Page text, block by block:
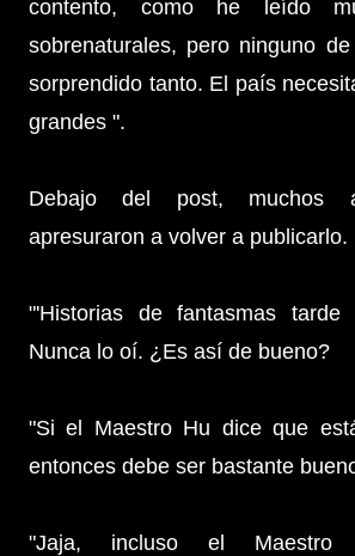
contento, como he leído
sobrenaturales, pero ninguno
sorprendido tanto. El país
grandes ".
Debajo del post, muchos
apresuraron a volver a publicarlo.
"'Historias de fantasmas
Nunca lo oí. ¿Es así de bueno?
"Si el Maestro Hu dice que
entonces debe ser bastante
"Jaja, incluso el